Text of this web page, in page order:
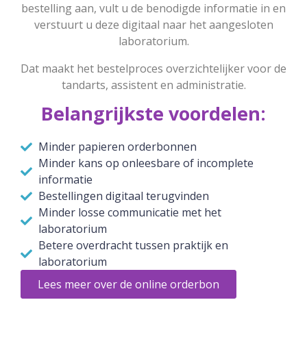
bestelling aan, vult u de benodigde informatie in en
verstuurt u deze digitaal naar het aangesloten
laboratorium.
Dat maakt het bestelproces overzichtelijker voor de
tandarts, assistent en administratie.
Belangrijkste voordelen:
Minder papieren orderbonnen
Minder kans op onleesbare of incomplete
informatie
Bestellingen digitaal terugvinden
Minder losse communicatie met het
laboratorium
Betere overdracht tussen praktijk en
laboratorium
Lees meer over de online orderbon